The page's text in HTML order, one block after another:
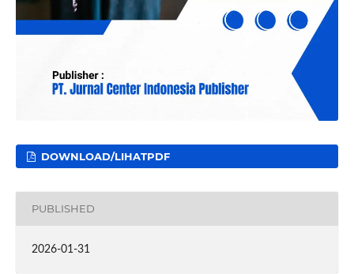
DOWNLOAD/LIHATPDF
PUBLISHED
2026-01-31